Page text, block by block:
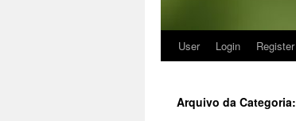
Saltar
User Login Register
Arquivo da Categoria: